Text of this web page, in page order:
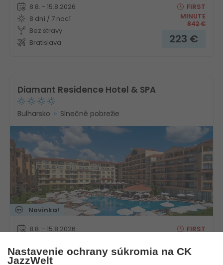
8.8. - 15.8.2026
8 dní / 7 nocí
Bez stravy
Bratislava
FIRST
MINUTE
842€
223 €
Diamant Residence Hotel & SPA
Bulharsko Slnečné pobrežie
Novinka!
8.8. - 15.8.2026
All inclusive
FIRST
Nastavenie ochrany súkromia na CK
JazzWelt